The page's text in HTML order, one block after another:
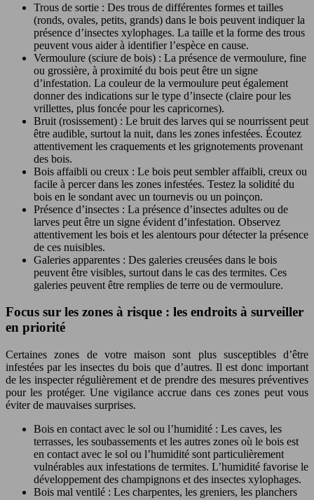
Trous de sortie : Des trous de différentes formes et tailles
(ronds, ovales, petits, grands) dans le bois peuvent indiquer la
présence d’insectes xylophages. La taille et la forme des trous
peuvent vous aider à identifier l’espèce en cause.
Vermoulure (sciure de bois) : La présence de vermoulure, fine
ou grossière, à proximité du bois peut être un signe
d’infestation. La couleur de la vermoulure peut également
donner des indications sur le type d’insecte (claire pour les
vrillettes, plus foncée pour les capricornes).
Bruit (rosissement) : Le bruit des larves qui se nourrissent peut
être audible, surtout la nuit, dans les zones infestées. Écoutez
attentivement les craquements et les grignotements provenant
des bois.
Bois affaibli ou creux : Le bois peut sembler affaibli, creux ou
facile à percer dans les zones infestées. Testez la solidité du
bois en le sondant avec un tournevis ou un poinçon.
Présence d’insectes : La présence d’insectes adultes ou de
larves peut être un signe évident d’infestation. Observez
attentivement les bois et les alentours pour détecter la présence
de ces nuisibles.
Galeries apparentes : Des galeries creusées dans le bois
peuvent être visibles, surtout dans le cas des termites. Ces
galeries peuvent être remplies de terre ou de vermoulure.
Focus sur les zones à risque : les endroits à surveiller
en priorité
Certaines zones de votre maison sont plus susceptibles d’être
infestées par les insectes du bois que d’autres. Il est donc important
de les inspecter régulièrement et de prendre des mesures préventives
pour les protéger. Une vigilance accrue dans ces zones peut vous
éviter de mauvaises surprises.
Bois en contact avec le sol ou l’humidité : Les caves, les
terrasses, les soubassements et les autres zones où le bois est
en contact avec le sol ou l’humidité sont particulièrement
vulnérables aux infestations de termites. L’humidité favorise le
développement des champignons et des insectes xylophages.
Bois mal ventilé : Les charpentes, les greniers, les planchers